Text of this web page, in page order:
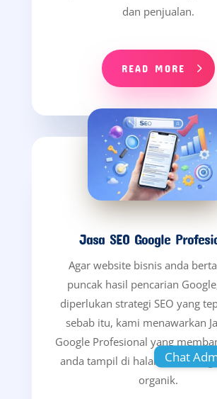
dan penjualan.
READ MORE
Jasa SEO Google
Agar website bisnis anda
puncak hasil pencarian
diperlukan strategi SEO yang
sebab itu, kami menawarkan
Google Profesional yang
anda tampil di halaman 1
organik.
Chat